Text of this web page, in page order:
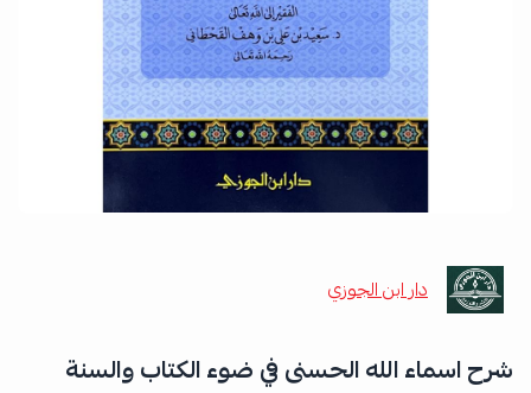
دار ابن الجوزي
شرح اسماء الله الحسنى في ضوء الكتاب والسنة